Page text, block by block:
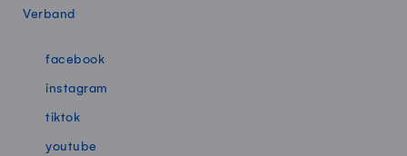
Verband
Swissmillk auf Social Media
facebook
instagram
tiktok
youtube